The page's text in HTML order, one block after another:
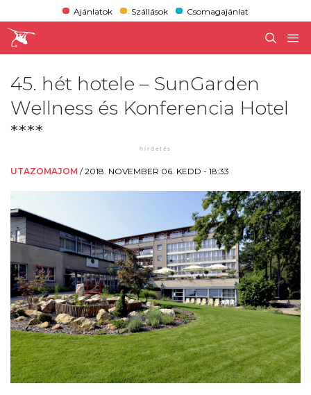
Ajánlatok Szállások Csomagajánlat
45. hét hotele – SunGarden
Wellness és Konferencia Hotel
****
UTAZOMAJOM /2018. NOVEMBER 06. KEDD - 18:33